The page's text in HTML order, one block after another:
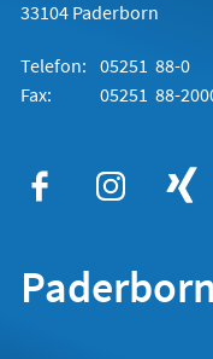
33104 Paderborn
Telefon: 05251 88-0
Fax:
05251 88-